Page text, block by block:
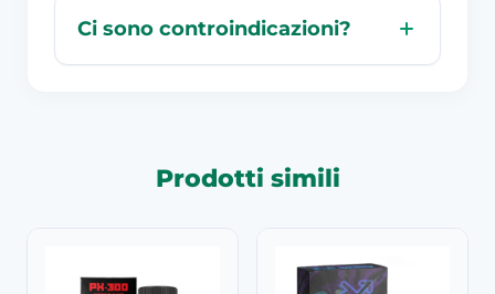
Ci sono controindicazioni?
Prodotti simili